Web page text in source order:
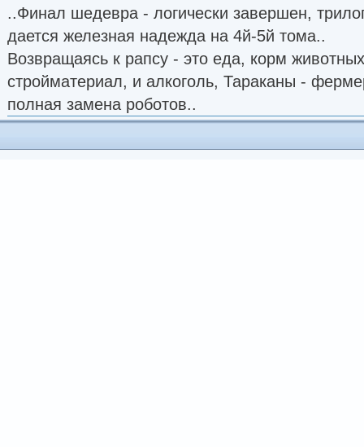
..Финал шедевра - логически завершен,
дается железная надежда на 4й-5й тома..
Возвращаясь к рапсу - это еда, корм
стройматериал, и алкоголь, Тараканы -
полная заменa роботов..